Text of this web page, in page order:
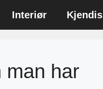
Interiør Kjendis
man har